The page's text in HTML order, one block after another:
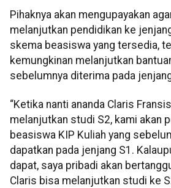
Pihaknya akan mengupayakan
melanjutkan pendidikan ke
skema beasiswa yang tersedia,
kemungkinan melanjutkan
sebelumnya diterima pada
“Ketika nanti ananda Claris
melanjutkan studi S2, kami akan
beasiswa KIP Kuliah yang
dapatkan pada jenjang S1.
dapat, saya pribadi akan
Claris bisa melanjutkan studi ke